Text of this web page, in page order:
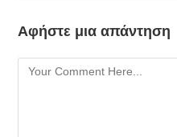
Αφήστε μια απάντηση